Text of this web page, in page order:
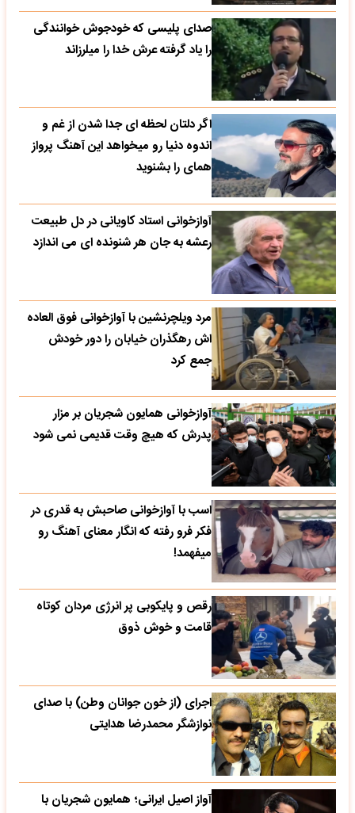
صدای پلیسی که خودجوش خوانندگی
را یاد گرفته عرش خدا را میلرزاند
اگر دلتان لحظه ای جدا شدن از غم و
اندوه دنیا رو میخواهد این آهنگ پرواز
همای را بشنوید
آوازخوانی استاد کاویانی در دل طبیعت
رعشه به جان هر شنونده ای می اندازد
مرد ویلچرنشین با آوازخوانی فوق العاده
اش رهگذران خیابان را دور خودش
جمع کرد
آوازخوانی همایون شجریان بر مزار
پدرش که هیچ وقت قدیمی نمی شود
اسب با آوازخوانی صاحبش به قدری در
فکر فرو رفته که انگار معنای آهنگ رو
میفهمد!
رقص و پایکوبی پر انرژی مردان کوتاه
قامت و خوش ذوق
اجرای (از خون جوانان وطن) با صدای
نوازشگر محمدرضا هدایتی
آواز اصیل ایرانی؛ همایون شجریان با